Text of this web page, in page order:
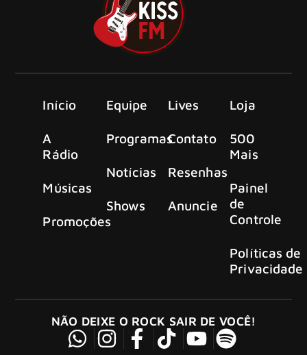
Início
A
Rádio
Músicas
Promoções
Equipe
Programas
Notícias
Shows
Lives
Contato
Resenhas
Anuncie
Loja
500
Mais
Painel
de
Controle
Políticas de
Privacidade
NÃO DEIXE O ROCK SAIR DE VOCÊ!